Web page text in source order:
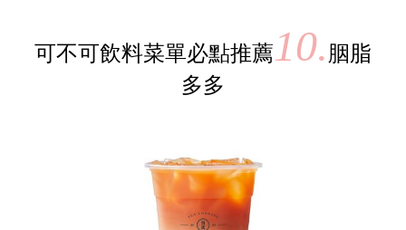
可不可飲料菜單必點推薦10. 胭脂
多多